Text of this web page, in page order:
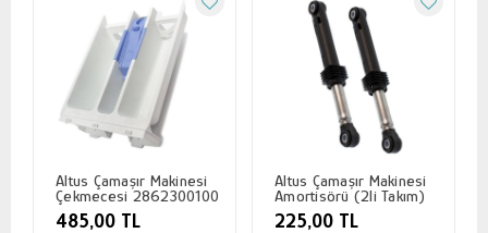
Altus Çamaşır Makinesi
Çekmecesi 2862300100
485,00 TL
Altus Çamaşır Makinesi
Amortisörü (2li Takım)
225,00 TL